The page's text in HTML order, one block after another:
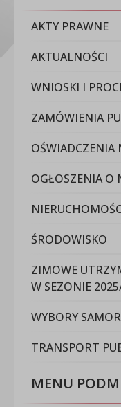
AKTY PRAWNE
AKTUALNOŚCI
WNIOSKI I
ZAMÓWIENIA
OŚWIADCZENIA
OGŁOSZENIA O
ŚRODOWISKO
ZIMOWE
W SEZONIE
WYBORY
TRANSPORT
MENU